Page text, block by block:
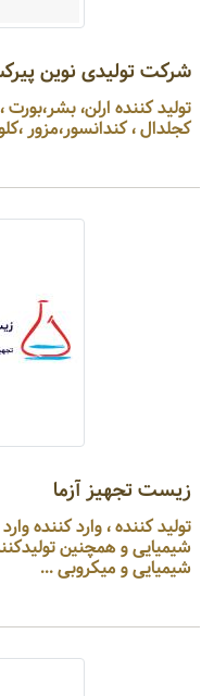
شرکت تولیدی نوین
تولید کننده ارلن،
کجلدال ، کندانسور،مزور
زیست تجهیز آزما
تولید
شیمیایی و همچنین
شیمیایی و میکروبی ...